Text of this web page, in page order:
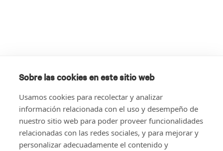
Sobre las cookies en este sitio web
Usamos cookies para recolectar y analizar
información relacionada con el uso y desempeño de
nuestro sitio web para poder proveer funcionalidades
relacionadas con las redes sociales, y para mejorar y
personalizar adecuadamente el contenido y